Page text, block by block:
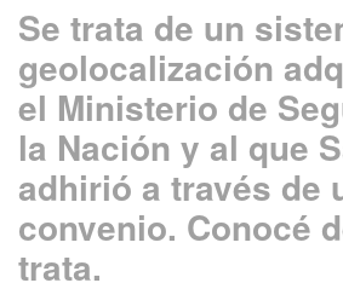
Se trata de un
geolocalización
el Ministerio de
la Nación y al que
adhirió a través de
convenio. Conocé
trata.